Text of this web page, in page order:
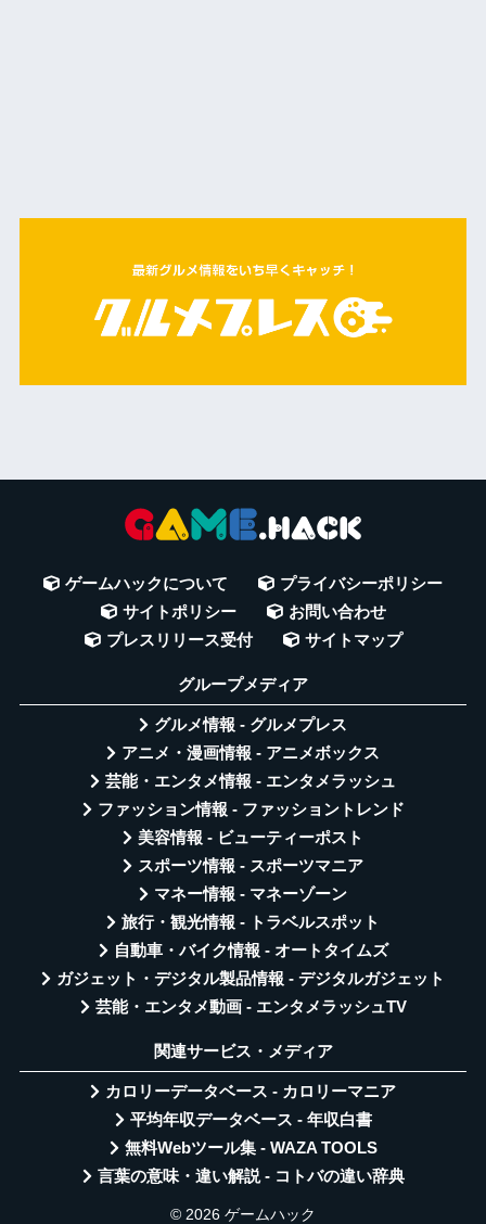
ゲームハックについて
プライバシーポリシー
サイトポリシー
お問い合わせ
プレスリリース受付
サイトマップ
グループメディア
グルメ情報 - グルメプレス
アニメ・漫画情報 - アニメボックス
芸能・エンタメ情報 - エンタメラッシュ
ファッション情報 - ファッショントレンド
美容情報 - ビューティーポスト
スポーツ情報 - スポーツマニア
マネー情報 - マネーゾーン
旅行・観光情報 - トラベルスポット
自動車・バイク情報 - オートタイムズ
ガジェット・デジタル製品情報 - デジタルガジェット
芸能・エンタメ動画 - エンタメラッシュTV
関連サービス・メディア
カロリーデータベース - カロリーマニア
平均年収データベース - 年収白書
無料Webツール集 - WAZA TOOLS
言葉の意味・違い解説 - コトバの違い辞典
© 2026 ゲームハック